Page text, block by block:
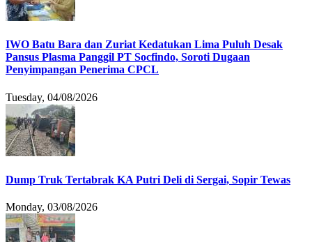
IWO Batu Bara dan Zuriat Kedatukan Lima Puluh Desak
Pansus Plasma Panggil PT Socfindo, Soroti Dugaan
Penyimpangan Penerima CPCL
Tuesday, 04/08/2026
Dump Truk Tertabrak KA Putri Deli di Sergai, Sopir Tewas
Monday, 03/08/2026